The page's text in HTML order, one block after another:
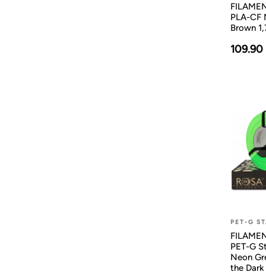
PLA-CF
Brown
109.90
PET-G
PET-G
Neon
the Dark